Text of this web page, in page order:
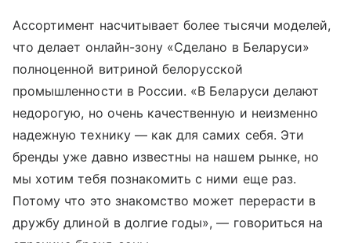
Ассортимент насчитывает более тысячи моделей,
что делает онлайн-зону «Сделано в Беларуси»
полноценной витриной белорусской
промышленности в России. «В Беларуси делают
недорогую, но очень качественную и неизменно
надежную технику — как для самих себя. Эти
бренды уже давно известны на нашем рынке, но
мы хотим тебя познакомить с ними еще раз.
Потому что это знакомство может перерасти в
дружбу длиной в долгие годы», — говориться на